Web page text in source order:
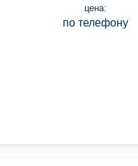
цена:
по телефону